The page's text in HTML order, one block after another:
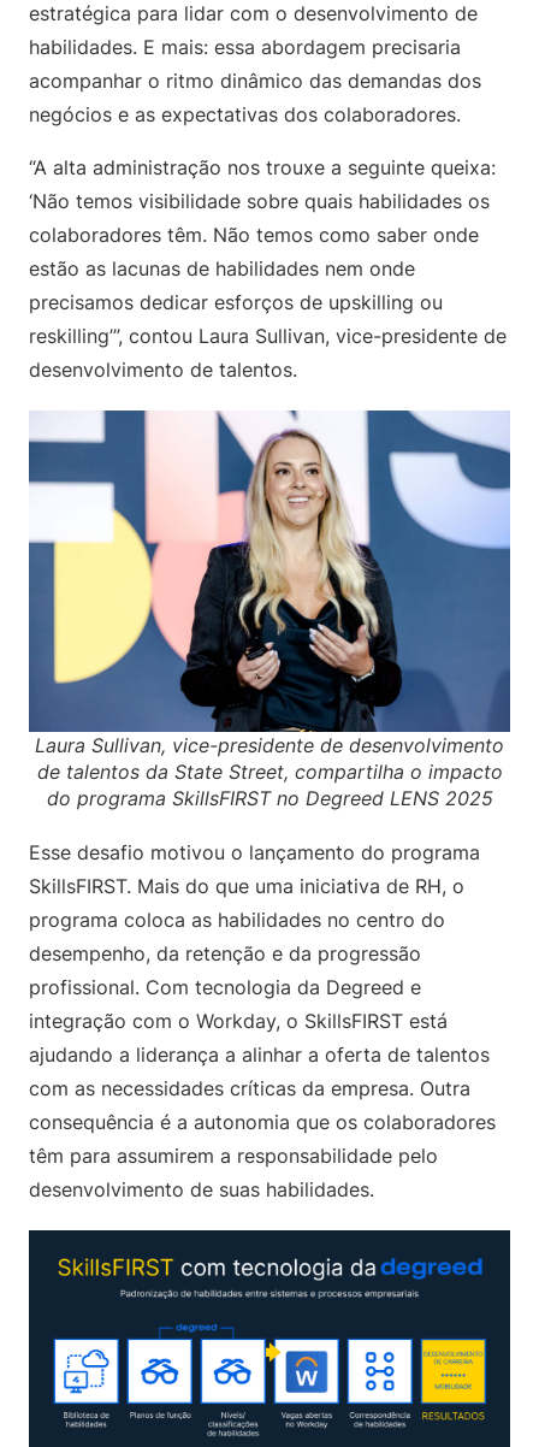
estratégica para lidar com o desenvolvimento de
habilidades. E mais: essa abordagem precisaria
acompanhar o ritmo dinâmico das demandas dos
negócios e as expectativas dos colaboradores.
“A alta administração nos trouxe a seguinte queixa:
‘Não temos visibilidade sobre quais habilidades os
colaboradores têm. Não temos como saber onde
estão as lacunas de habilidades nem onde
precisamos dedicar esforços de upskilling ou
reskilling’”, contou Laura Sullivan, vice-presidente de
desenvolvimento de talentos.
Laura Sullivan, vice-presidente de desenvolvimento
de talentos da State Street, compartilha o impacto
do programa SkillsFIRST no Degreed LENS 2025
Esse desafio motivou o lançamento do programa
SkillsFIRST. Mais do que uma iniciativa de RH, o
programa coloca as habilidades no centro do
desempenho, da retenção e da progressão
profissional. Com tecnologia da Degreed e
integração com o Workday, o SkillsFIRST está
ajudando a liderança a alinhar a oferta de talentos
com as necessidades críticas da empresa. Outra
consequência é a autonomia que os colaboradores
têm para assumirem a responsabilidade pelo
desenvolvimento de suas habilidades.